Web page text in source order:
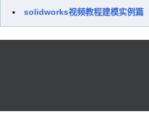
solidworks视频教程建模实例篇